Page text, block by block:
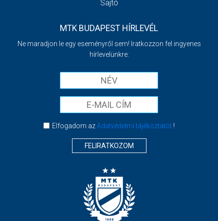
Sajtó
MTK BUDAPEST HÍRLEVÉL
Ne maradjon le egy eseményről sem! Iratkozzon fel ingyenes
hírlevelünkre:
Elfogadom azAdatvédelmi tájékoztatót!
FELIRATKOZOM